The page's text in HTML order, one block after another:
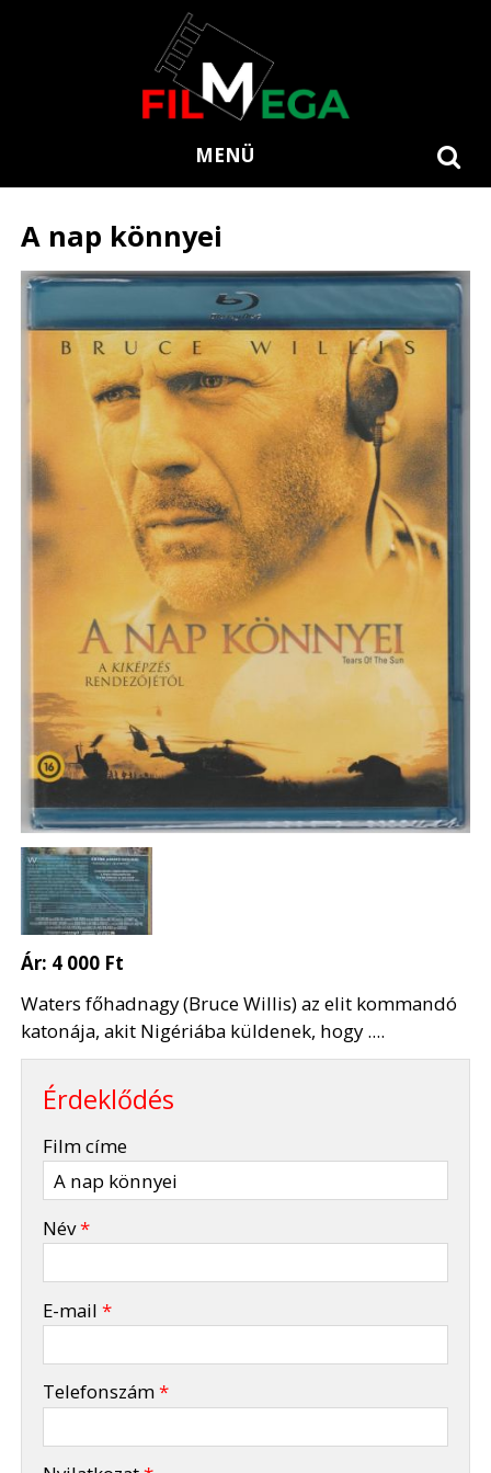
MENÜ
A nap könnyei
Ár: 4 000 Ft
Waters főhadnagy (Bruce Willis) az elit kommandó
katonája, akit Nigériába küldenek, hogy ....
Érdeklődés
Film címe
Név*
E-mail*
Telefonszám*